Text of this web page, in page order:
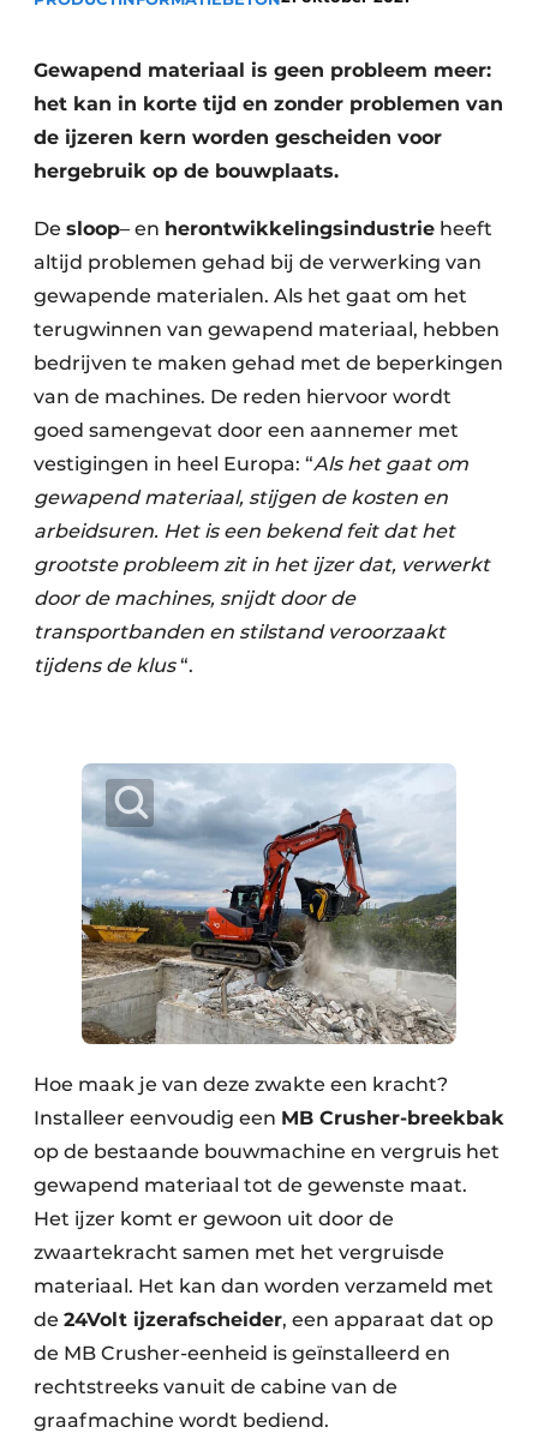
Privacy / Cookie statement
Vacatures
Video’s
Gewapend materiaal is geen probleem meer:
het kan in korte tijd en zonder problemen van
de ijzeren kern worden gescheiden voor
hergebruik op de bouwplaats.
De sloop– en herontwikkelingsindustrie heeft
altijd problemen gehad bij de verwerking van
gewapende materialen. Als het gaat om het
terugwinnen van gewapend materiaal, hebben
bedrijven te maken gehad met de beperkingen
van de machines. De reden hiervoor wordt
goed samengevat door een aannemer met
vestigingen in heel Europa: “Als het gaat om
gewapend materiaal, stijgen de kosten en
arbeidsuren. Het is een bekend feit dat het
grootste probleem zit in het ijzer dat, verwerkt
door de machines, snijdt door de
transportbanden en stilstand veroorzaakt
tijdens de klus“.
Hoe maak je van deze zwakte een kracht?
Installeer eenvoudig een MB Crusher-breekbak
op de bestaande bouwmachine en vergruis het
gewapend materiaal tot de gewenste maat.
Het ijzer komt er gewoon uit door de
zwaartekracht samen met het vergruisde
materiaal. Het kan dan worden verzameld met
de 24Volt ijzerafscheider, een apparaat dat op
de MB Crusher-eenheid is geïnstalleerd en
rechtstreeks vanuit de cabine van de
graafmachine wordt bediend.